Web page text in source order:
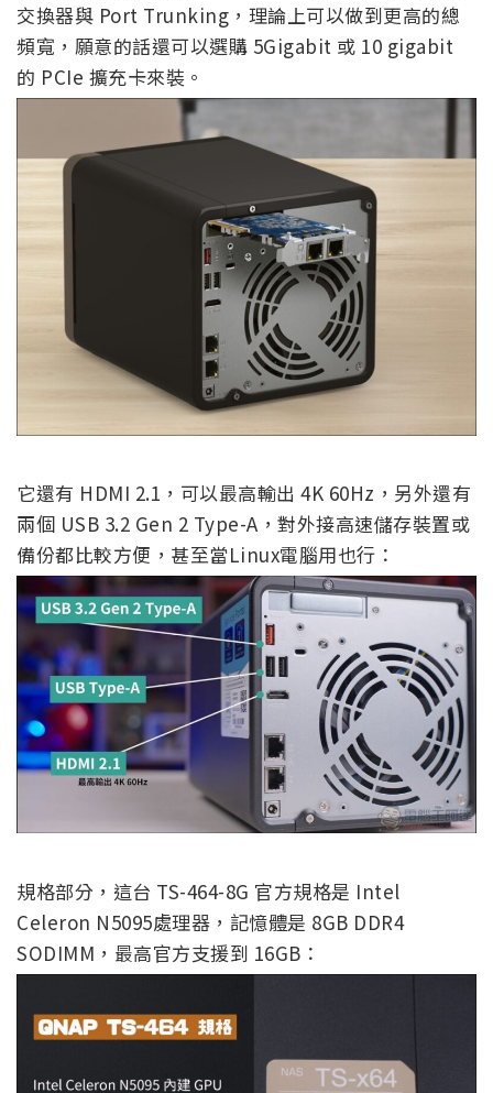
交換器與 Port Trunking，理論上可以做到更高的總
頻寬，願意的話還可以選購 5Gigabit 或 10 gigabit
的 PCIe 擴充卡來裝。
它還有 HDMI 2.1，可以最高輸出 4K 60Hz，另外還有
兩個 USB 3.2 Gen 2 Type-A，對外接高速儲存裝置或
備份都比較方便，甚至當Linux電腦用也行：
規格部分，這台 TS-464-8G 官方規格是 Intel
Celeron N5095處理器，記憶體是 8GB DDR4
SODIMM，最高官方支援到 16GB：